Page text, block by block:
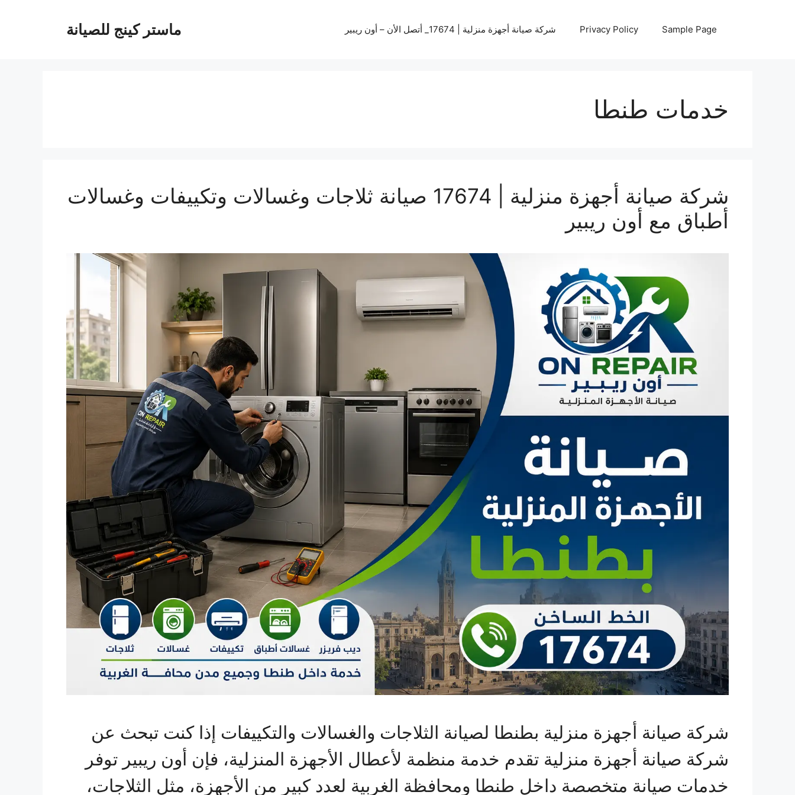
ماستر كينج للصيانة Sample Page
Privacy Policy شركة صيانة أجهزة منزلية | 17674_ أتصل الأن – أون ريبير
خدمات طنطا
شركة صيانة أجهزة منزلية | 17674 صيانة ثلاجات وغسالات وتكييفات وغسالات
أطباق مع أون ريبير
شركة صيانة أجهزة منزلية بطنطا لصيانة الثلاجات والغسالات والتكييفات إذا كنت تبحث عن
شركة صيانة أجهزة منزلية تقدم خدمة منظمة لأعطال الأجهزة المنزلية، فإن أون ريبير توفر
خدمات صيانة متخصصة داخل طنطا ومحافظة الغربية لعدد كبير من الأجهزة، مثل الثلاجات،